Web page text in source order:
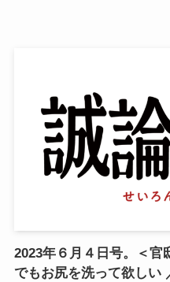
2023年６月４日号。＜官
でもお尻を洗って欲し